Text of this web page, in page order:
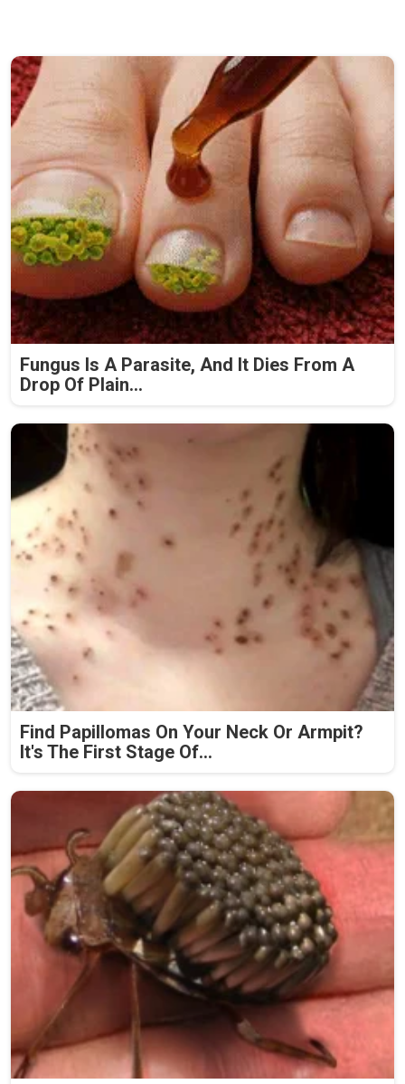
Fungus Is A Parasite, And It Dies From A
Drop Of Plain...
Find Papillomas On Your Neck Or Armpit?
It's The First Stage Of...